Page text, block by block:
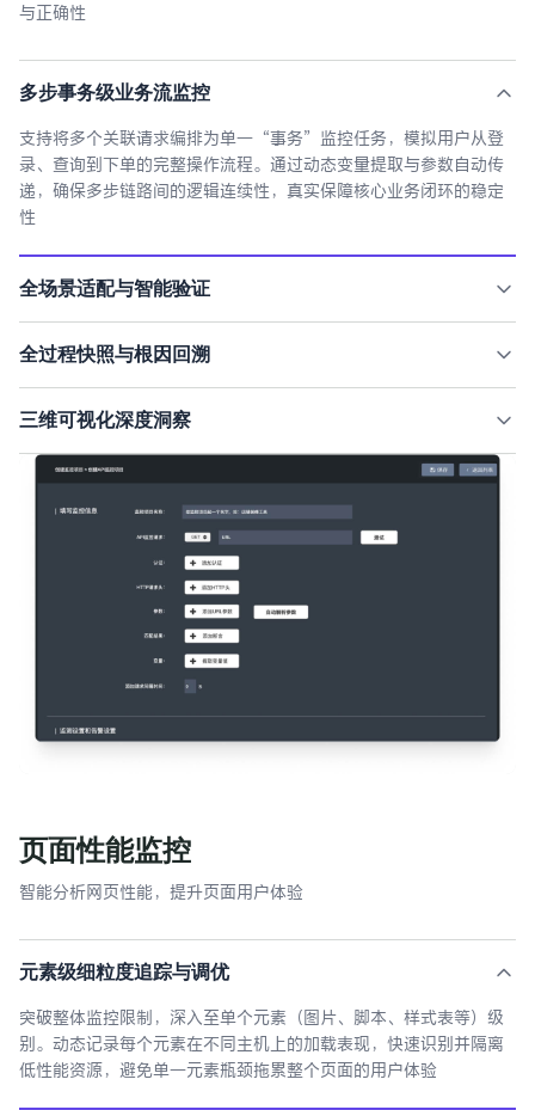
与正确性
多步事务级业务流监控
支持将多个关联请求编排为单一“事务”监控任务，模拟用户从登
录、查询到下单的完整操作流程。通过动态变量提取与参数自动传
递，确保多步链路间的逻辑连续性，真实保障核心业务闭环的稳定
性
全场景适配与智能验证
“动态变量提取+断言验证”双效联动机制，不仅能检测接口是否可
达，更能深度校验返回数据的业务逻辑正确性，杜绝“假成功”误
报
全过程快照与根因回溯
史快照。当多步事务中某环节失败时，可快速回溯至具体步骤，直
观查看当时的网络状况与数据交互，极大缩短排查时间
三维可视化深度洞察
从“可用性、正确性、响应时间”三大核心维度构建可视化报表。
颈，助力团队精准优化服务体验
页面性能监控
智能分析网页性能，提升页面用户体验
元素级细粒度追踪与调优
突破整体监控限制，深入至单个元素（图片、脚本、样式表等）级
别。动态记录每个元素在不同主机上的加载表现，快速识别并隔离
低性能资源，避免单一元素瓶颈拖累整个页面的用户体验